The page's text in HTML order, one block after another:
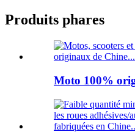
Produits phares
Moto 100%